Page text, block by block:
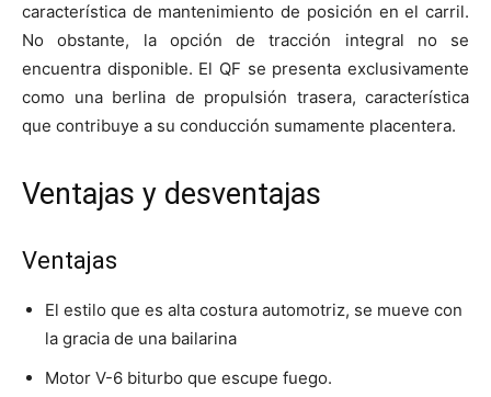
característica de mantenimiento de posición en el carril.
No obstante, la opción de tracción integral no se
encuentra disponible. El QF se presenta exclusivamente
como una berlina de propulsión trasera, característica
que contribuye a su conducción sumamente placentera.
Ventajas y desventajas
Ventajas
El estilo que es alta costura automotriz, se mueve con
la gracia de una bailarina
Motor V-6 biturbo que escupe fuego.